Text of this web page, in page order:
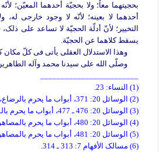
بحجیتهما معاً؛ ولا بحجیّة أحدهما المعیّن؛
أحدهما لا بعینه؛ لأنّه لا وجود خارجی له،
التخییر؛ لأنّ أدلّة الحجیّة لا تساعد على
یسقط کلاهما عن الحجیّة.
وهذا الاستدلال العقلی یأتی فی کلّ مکان
وصلّى الله على سیدنا محمد وآله
(1) النساء: 23.
(2) الوسائل 20: 371، أبواب ما یحرم بالرضاع، ب1، ح1.
(3) الوسائل 20: 476 ـ 477، أبواب ما یحرم بالمصاهرة، ب24، ح2.
(4) الوسائل 20: 480، أبواب ما یحرم بالمصاهرة، ب27، ح1.
(5) الوسائل 20: 481، أبواب ما یحرم بالمصاهرة، ب27، ح2.
(6) مسالک الأفهام 7: 313 ـ 314.